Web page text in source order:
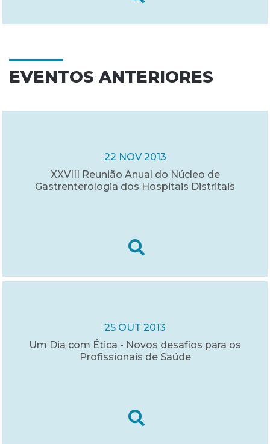
EVENTOS ANTERIORES
22 NOV 2013
XXVIII Reunião Anual do Núcleo de
Gastrenterologia dos Hospitais Distritais
25 OUT 2013
Um Dia com Ética - Novos desafios para os
Profissionais de Saúde